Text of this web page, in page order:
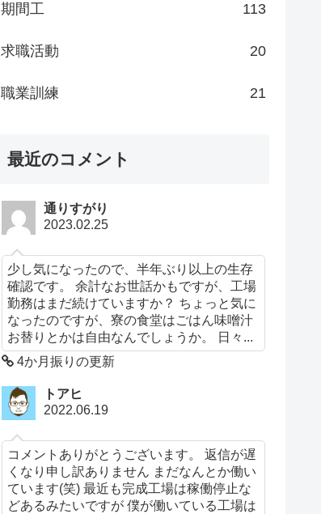
期間工 113
求職活動 20
職業訓練 21
最近のコメント
通りすがり
2023.02.25
少し気になったので、半年ぶり以上の生存
確認です。 余計なお世話かもですが、工場
勤務はまだ続けていますか？ ちょっと気に
なったのですが、寮の食堂はごはん味噌汁
お替りとかは自由なんでしょうか。 日々...
4か月振りの更新
トアヒ
2022.06.19
コメントありがとうございます。 返信が遅
くなり申し訳ありません まだなんとか働い
ています(笑) 最近も完成工場は稼働停止な
どあるみたいですが 僕が働いている工場は